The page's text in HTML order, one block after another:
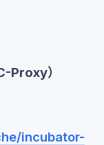
Proxy）
incubator-